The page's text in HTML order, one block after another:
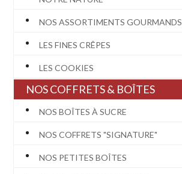
NOS ASSORTIMENTS GOURMANDS
LES FINES CRÊPES
LES COOKIES
NOS COFFRETS & BOÎTES
NOS BOÎTES À SUCRE
NOS COFFRETS "SIGNATURE"
NOS PETITES BOÎTES